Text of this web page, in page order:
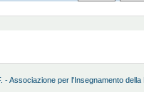
- Associazione per l'Insegnamento della